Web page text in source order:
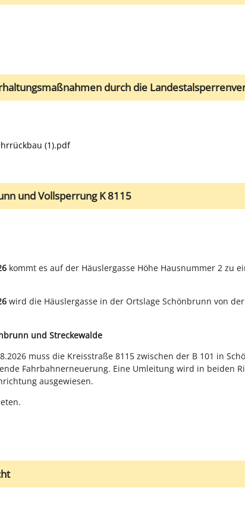
durch die
(1).pdf
und Vollsperrung K 8115
kommt es auf der Häuslergasse Höhe Hausnummer 2 zu
wird die Häuslergasse in der Ortslage Schönbrunn von
und Streckewalde
muss die Kreisstraße 8115 zwischen der B 101 in
Fahrbahnerneuerung. Eine Umleitung wird in beiden
ausgewiesen.